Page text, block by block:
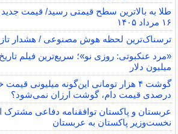
طلا به بالاترین سطح قیمتی رسید/ قیمت جدید
۱۶ مرداد ۱۴۰۵
ترسناک‌ترین لحظه هوش مصنوعی / هشدار
میلیون دلار
درصدی قیمت دام، گوشت ارزان نمی‌شود؟
عربستان و پاکستان توافقنامه دفاعی
نخست‌وزیر پاکستان به عربستان